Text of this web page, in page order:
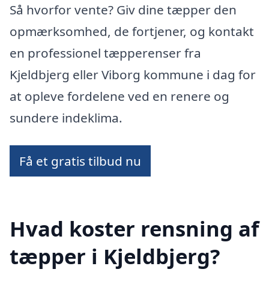
Så hvorfor vente? Giv dine tæpper den
opmærksomhed, de fortjener, og kontakt
en professionel tæpperenser fra
Kjeldbjerg eller Viborg kommune i dag for
at opleve fordelene ved en renere og
sundere indeklima.
Få et gratis tilbud nu
Hvad koster rensning af
tæpper i Kjeldbjerg?